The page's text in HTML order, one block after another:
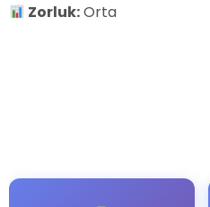
Zorluk:Orta